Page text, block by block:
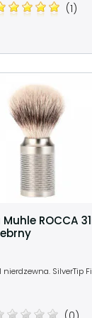
(1)
ROCCA
nierdzewna. SilverTip